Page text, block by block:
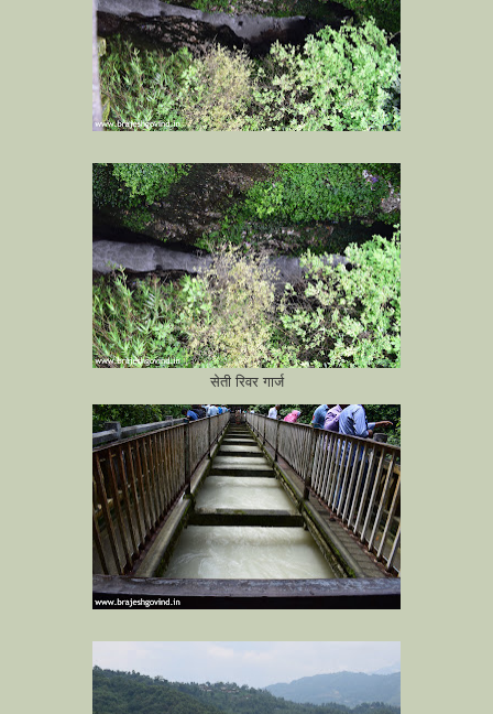
सेती रिवर गार्ज